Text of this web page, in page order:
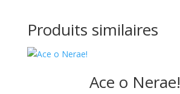
Produits similaires
Ace o Nerae!